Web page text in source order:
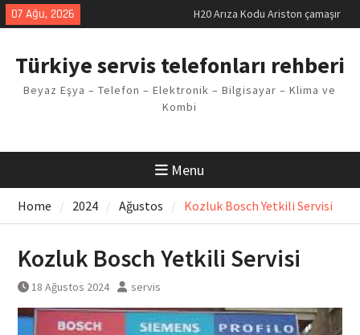
Skip
to
07 Ağu, 2026
H20 Arıza Kodu Ariston çamaşır
makinesi Sorunu
Arçelik buzdolabı F5 Hatası
Vaillant çamaşır makinesi E03
Arıza Kodu
Türkiye servis telefonları rehberi
Beyaz Eşya – Telefon – Elektronik – Bilgisayar – Klima ve
Kombi
Menu
Home 2024 Ağustos Kozluk Bosch Yetkili Servisi
Kozluk Bosch Yetkili Servisi
18 Ağustos 2024 servis